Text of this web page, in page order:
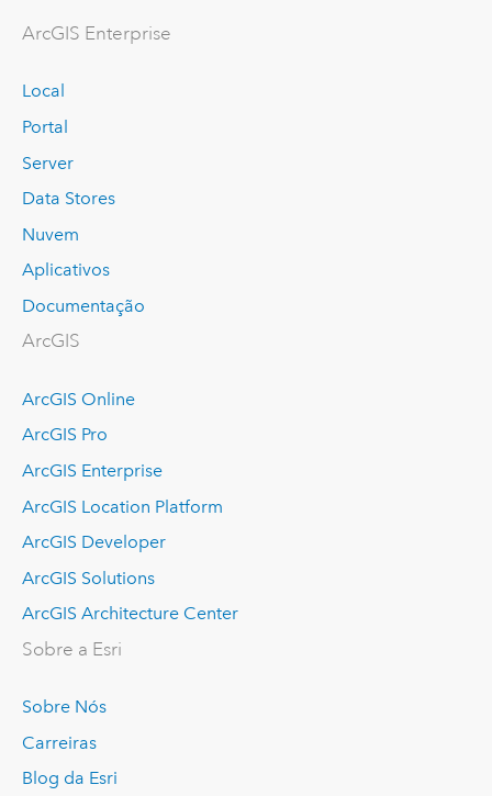
ArcGIS Enterprise
Local
Portal
Server
Data Stores
Nuvem
Aplicativos
Documentação
ArcGIS
ArcGIS Online
ArcGIS Pro
ArcGIS Enterprise
ArcGIS Location Platform
ArcGIS Developer
ArcGIS Solutions
ArcGIS Architecture Center
Sobre a Esri
Sobre Nós
Carreiras
Blog da Esri